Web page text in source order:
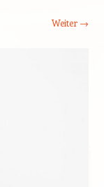
Weiter →